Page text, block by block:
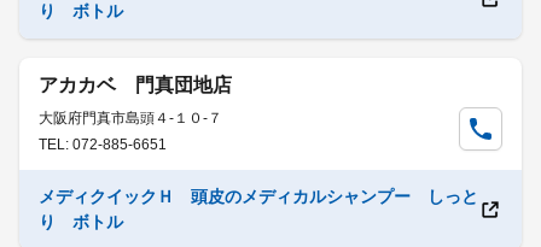
り ボトル
アカカベ 門真団地店
大阪府門真市島頭４-１０-７
TEL: 072-885-6651
メディクイックＨ 頭皮のメディカルシャンプー しっと
り ボトル